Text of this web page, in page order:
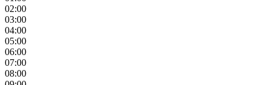
02:00
03:00
04:00
05:00
06:00
07:00
08:00